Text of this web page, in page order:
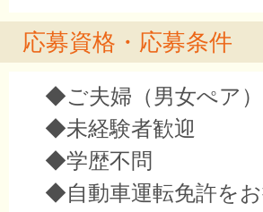
応募資格・応募条件
◆ご夫婦（男女ぺア
◆未経験者歓迎
◆学歴不問
◆自動車運転免許を